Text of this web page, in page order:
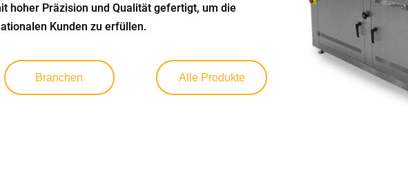
hoher Präzision und Qualität gefertigt, um die
Kunden zu erfüllen.
Branchen Alle Produkte